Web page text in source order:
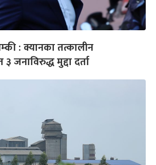
: क्यानका तत्कालीन
जनाविरुद्ध मुद्दा दर्ता